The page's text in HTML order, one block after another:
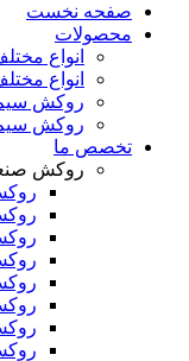
صفحه نخست
محصولات
انواع
انواع
روکش
روکش
تخصص ما
روکش
روکش 2